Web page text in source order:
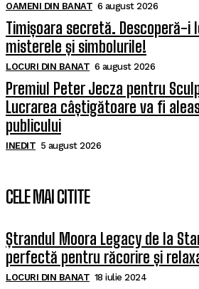
OAMENI DIN BANAT 6 august 2026
Timișoara secretă. Descoperă-i
misterele și simbolurile!
LOCURI DIN BANAT 6 august 2026
Premiul Peter Jecza pentru
Lucrarea câștigătoare va fi
publicului
INEDIT 5 august 2026
CELE MAI CITITE
Ștrandul Moora Legacy de la
perfectă pentru răcorire și
LOCURI DIN BANAT 18 iulie 2024